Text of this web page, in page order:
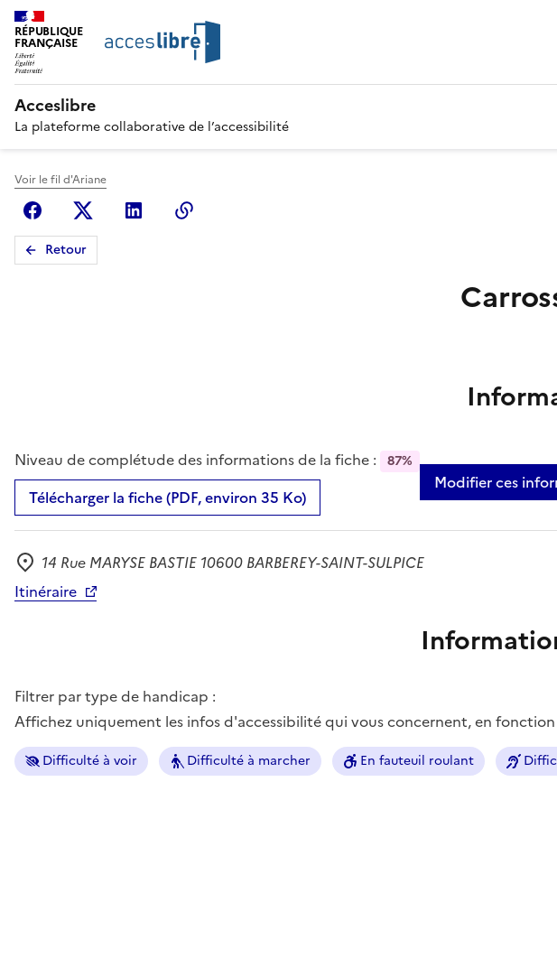
RÉPUBLIQUE
FRANÇAISE
Acceslibre
La plateforme collaborative de l’accessibilité
Voir le fil d'Ariane
FacebookX (anciennement Twitter)
Linkedin
Retour
Niveau de complétude des informations de la fiche : 87%
Télécharger la fiche (PDF, environ 35 Ko)
Modifier ces
Adresse
14 Rue MARYSE BASTIE 10600 BARBEREY-SAINT-SULPICE
Itinéraire
Filtrer par type de handicap :
Affichez uniquement les infos d'accessibilité qui vous concernent, en
Difficulté à voir Difficulté à marcher En fauteuil roulant